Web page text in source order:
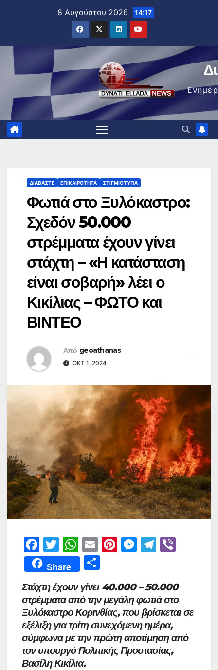
8 Αυγούστου 2026 14:17
ΔΙΑΒΆΣΤΕ ΕΠΙΚΑΙΡΌΤΗΤΑ ΣΤΙΓΜΙΌΤΥΠΑ
Φωτιά στο Ξυλόκαστρο:
Σχεδόν 50.000
στρέμματα έχουν γίνει
στάχτη – «Η κατάσταση
είναι σοβαρή» λέει ο
Κικίλιας – ΦΩΤΟ και
ΒΙΝΤΕΟ
Από geoathanas
ΟΚΤ 1, 2024
F
a
c
e
b
o
o
k
T
w
itt
er
W
h
at
s
A
p
p
E
m
ai
l
Pi
e
st
M
s
e
n
g
er
T
gr
a
m
Share
οι
ρ
α
σ
τε
ίτ
Στάχτη έχουν γίνει 40.000 – 50.000
στρέμματα από την μεγάλη φωτιά στο
Ξυλόκαστρο Κορινθίας, που βρίσκεται σε
εξέλιξη για τρίτη συνεχόμενη ημέρα,
σύμφωνα με την πρώτη αποτίμηση από
τον υπουργό Πολιτικής Προστασίας,
Βασίλη Κικίλια.